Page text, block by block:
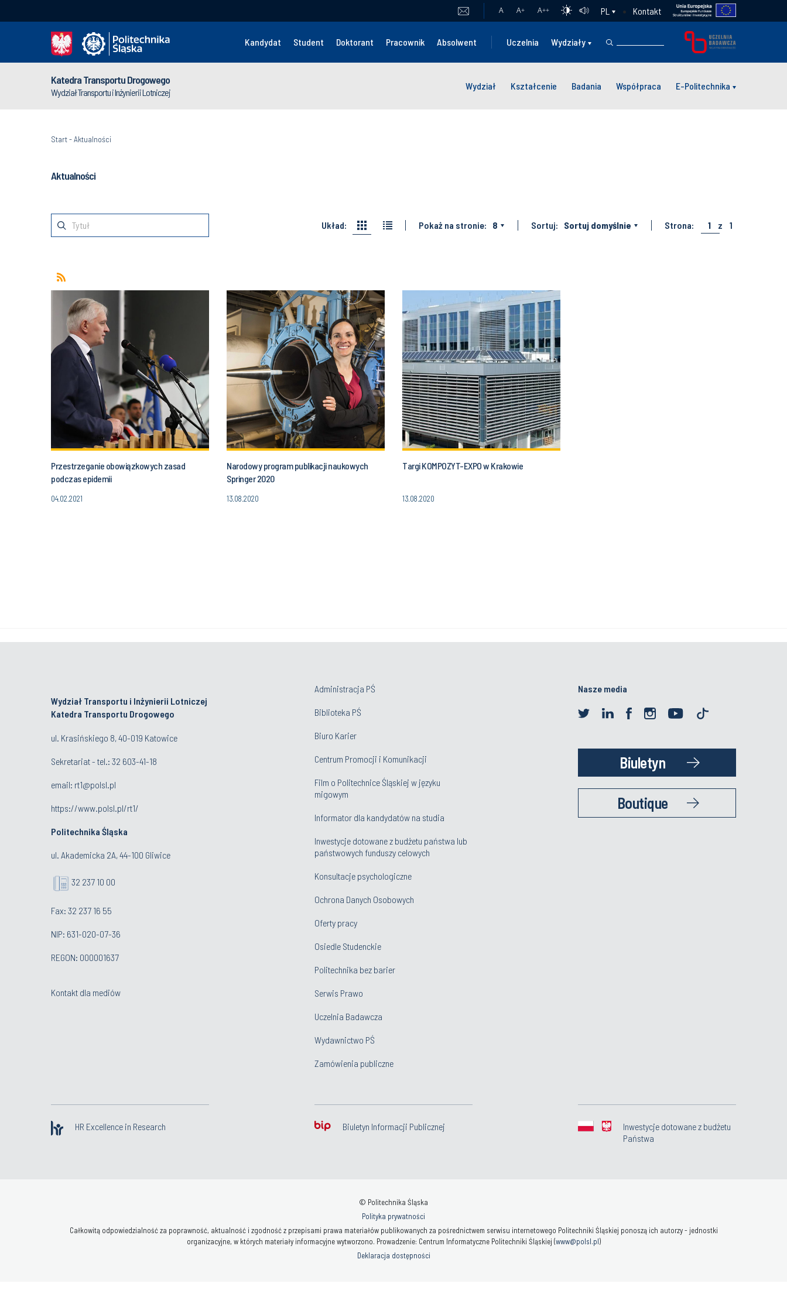
A A+ A++ PL Kontakt
Kandydat Student Doktorant Pracownik Absolwent Uczelnia Wydziały
Katedra Transportu Drogowego
Wydział Transportu i Inżynierii Lotniczej
Wydział Kształcenie Badania Współpraca E-Politechnika
Start-Aktualności
Aktualności
Układ: Pokaż na stronie: 8 Sortuj: Sortuj domyślnie Strona: 1 z 1
Przestrzeganie obowiązkowych zasad
podczas epidemii
04.02.2021
Narodowy program publikacji naukowych
Springer 2020
13.08.2020
Targi KOMPOZYT-EXPO w Krakowie
13.08.2020
Wydział Transportu i Inżynierii Lotniczej
Katedra Transportu Drogowego
ul. Krasińskiego 8, 40-019 Katowice
Sekretariat - tel.: 32 603-41-18
email: rt1@polsl.pl
https://www.polsl.pl/rt1/
Politechnika Śląska
ul. Akademicka 2A, 44-100 Gliwice
32 237 10 00
Fax: 32 237 16 55
NIP: 631-020-07-36
REGON: 000001637
Kontakt dla mediów
Administracja PŚ
Biblioteka PŚ
Biuro Karier
Centrum Promocji i Komunikacji
Film o Politechnice Śląskiej w języku
migowym
Informator dla kandydatów na studia
Inwestycje dotowane z budżetu państwa lub
państwowych funduszy celowych
Konsultacje psychologiczne
Ochrona Danych Osobowych
Oferty pracy
Osiedle Studenckie
Politechnika bez barier
Serwis Prawo
Uczelnia Badawcza
Wydawnictwo PŚ
Zamówienia publiczne
Nasze media
Biuletyn
Boutique
HR Excellence in Research Biuletyn Informacji Publicznej
Inwestycje dotowane z budżetu
Państwa
© Politechnika Śląska
Polityka prywatności
Całkowitą odpowiedzialność za poprawność, aktualność i zgodność z przepisami prawa materiałów publikowanych za pośrednictwem serwisu internetowego Politechniki Śląskiej ponoszą ich autorzy - jednostki
organizacyjne, w których materiały informacyjne wytworzono. Prowadzenie: Centrum Informatyczne Politechniki Śląskiej (www@polsl.pl)
Deklaracja dostępności